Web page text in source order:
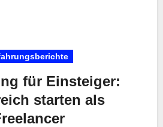
für Einsteiger:
starten als